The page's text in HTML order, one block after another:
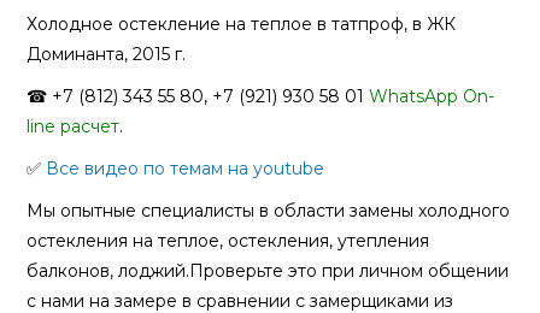
Холодное остекление на теплое в татпроф, в ЖК
Доминанта, 2015 г.
☎ +7 (812) 343 55 80, +7 (921) 930 58 01WhatsApp On-
line расчет.
✅ Все видео по темам на youtube
Мы опытные специалисты в области замены холодного
остекления на теплое, остекления, утепления
балконов, лоджий.Проверьте это при личном общении
с нами на замере в сравнении с замерщиками из